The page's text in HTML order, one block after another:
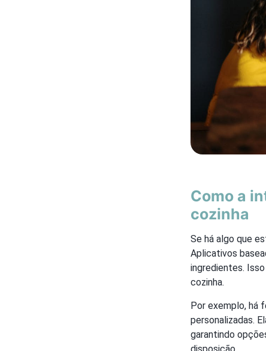
Como a
cozinha
Se há algo que
Aplicativos
ingredientes.
cozinha.
Por exemplo, há
personalizadas.
garantindo